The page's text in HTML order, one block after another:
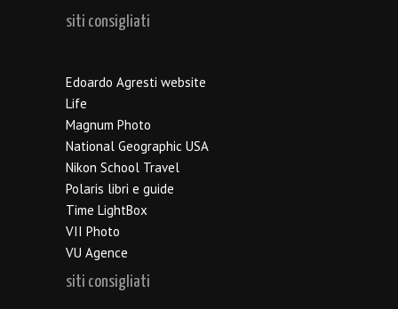
siti consigliati
Edoardo Agresti website
Life
Magnum Photo
National Geographic USA
Nikon School Travel
Polaris libri e guide
Time LightBox
VII Photo
VU Agence
siti consigliati